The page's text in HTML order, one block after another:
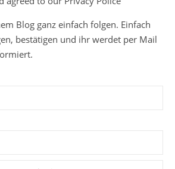
Blog ganz einfach folgen. Einfach
bestätigen und ihr werdet per Mail